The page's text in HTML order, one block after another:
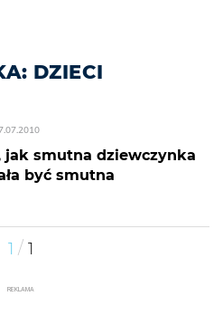
DZIECI
jak smutna dziewczynka
być smutna
1 / 1
REKLAMA